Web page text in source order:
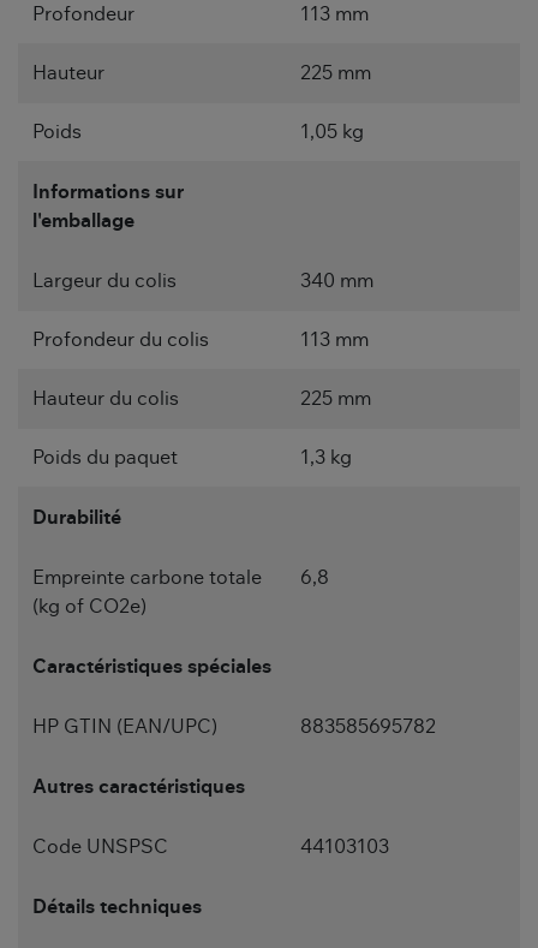
Profondeur 113 mm
Hauteur 225 mm
Poids 1,05 kg
Informations sur
l'emballage
Largeur du colis 340 mm
Profondeur du colis 113 mm
Hauteur du colis 225 mm
Poids du paquet 1,3 kg
Durabilité
Empreinte carbone totale
(kg of CO2e)
6,8
Caractéristiques spéciales
HP GTIN (EAN/UPC) 883585695782
Autres caractéristiques
Code UNSPSC 44103103
Détails techniques